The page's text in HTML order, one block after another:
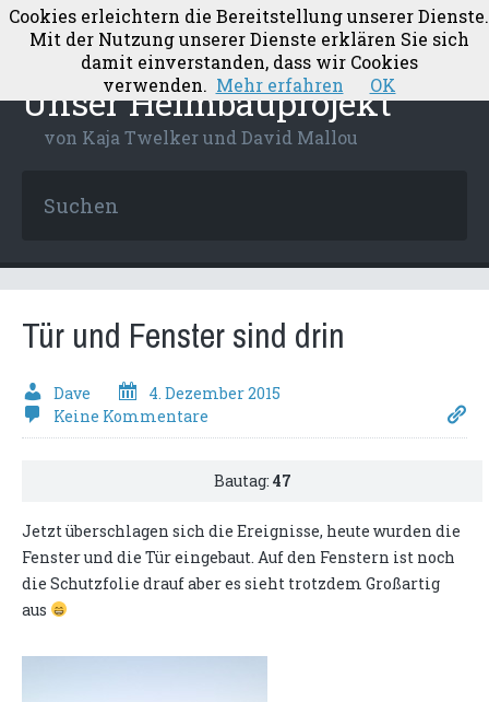
Unser Heimbauprojekt
von Kaja Twelker und David Mallou
Tür und Fenster sind drin
Dave
4. Dezember 2015
Keine Kommentare
Bautag: 47
Jetzt überschlagen sich die Ereignisse, heute wurden die
Fenster und die Tür eingebaut. Auf den Fenstern ist noch
die Schutzfolie drauf aber es sieht trotzdem Großartig
aus
Cookies erleichtern die Bereitstellung unserer Dienste.
Mit der Nutzung unserer Dienste erklären Sie sich
damit einverstanden, dass wir Cookies
verwenden. Mehr erfahren OK